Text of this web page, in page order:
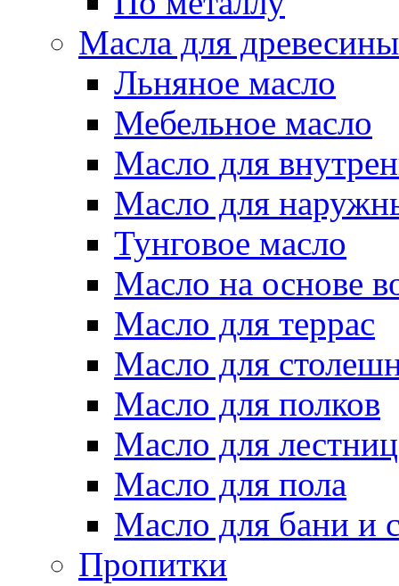
Масла для древесины
Льняное масло
Мебельное масло
Масло для
Масло для
Тунговое масло
Масло на основе
Масло для террас
Масло для
Масло для полков
Масло для лестниц
Масло для пола
Масло для бани и
Пропитки